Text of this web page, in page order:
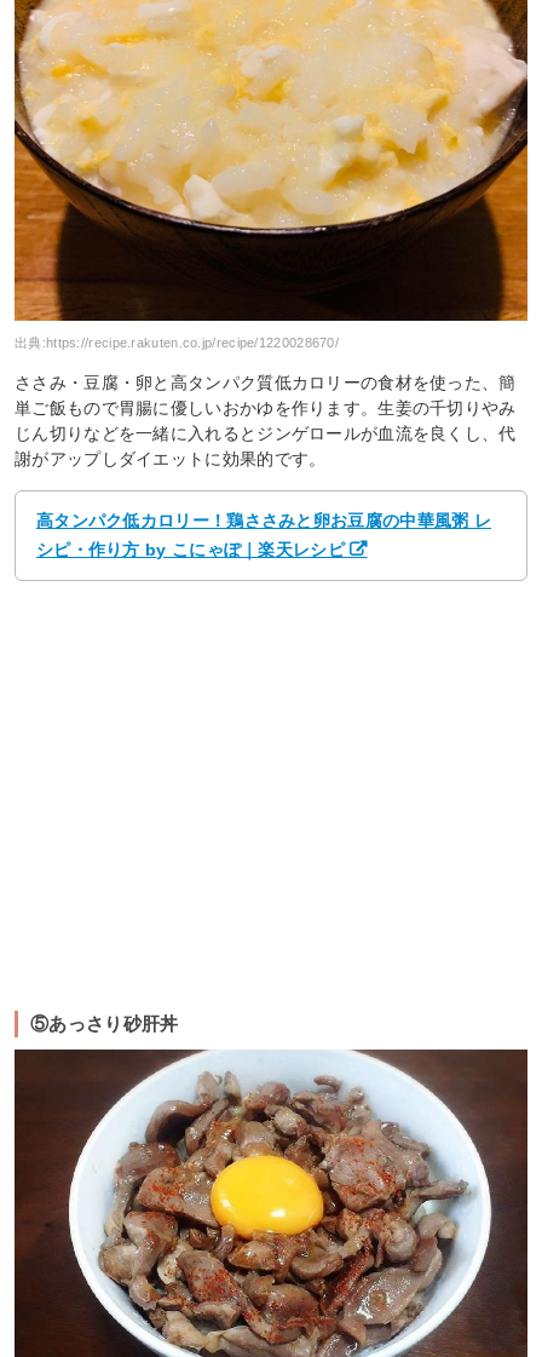
出典:https://recipe.rakuten.co.jp/recipe/1220028670/
ささみ・豆腐・卵と高タンパク質低カロリーの食材を使った、簡
単ご飯もので胃腸に優しいおかゆを作ります。生姜の千切りやみ
じん切りなどを一緒に入れるとジンゲロールが血流を良くし、代
謝がアップしダイエットに効果的です。
高タンパク低カロリー！鶏ささみと卵お豆腐の中華風粥 レ
シピ・作り方 by こにゃぽ｜楽天レシピ
⑤あっさり砂肝丼